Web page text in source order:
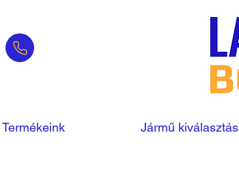
Termékeink Jármű kiválasztás